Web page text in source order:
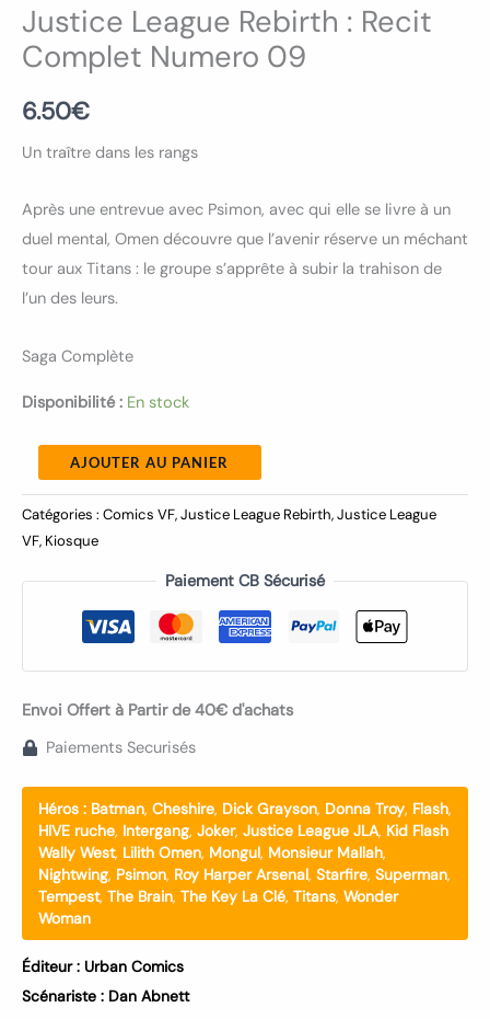
Justice League Rebirth : Recit
Complet Numero 09
6.50€
Un traître dans les rangs
Après une entrevue avec Psimon, avec qui elle se livre à un
duel mental, Omen découvre que l’avenir réserve un méchant
tour aux Titans : le groupe s’apprête à subir la trahison de
l’un des leurs.
Saga Complète
Disponibilité : En stock
AJOUTER AU PANIER
Catégories : Comics VF,Justice League Rebirth,Justice League
VF, Kiosque
Paiement CB Sécurisé
Envoi Offert à Partir de 40€ d'achats
Paiements Securisés
Héros : Batman, Cheshire, Dick Grayson, Donna Troy, Flash,
HIVE ruche, Intergang, Joker, Justice League JLA, Kid Flash
Wally West, Lilith Omen, Mongul, Monsieur Mallah,
Nightwing, Psimon, Roy Harper Arsenal, Starfire, Superman,
Tempest, The Brain, The Key La Clé, Titans, Wonder
Woman
Éditeur : Urban Comics
Scénariste : Dan Abnett